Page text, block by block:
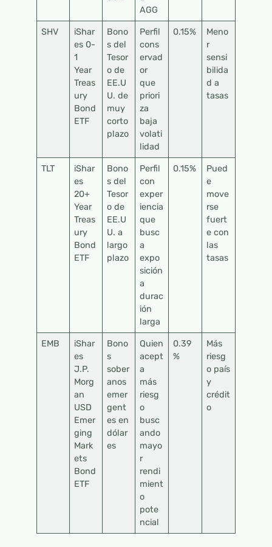
AGG
SHV
iShar
es 0-
1
Year
Treas
ury
Bond
ETF
Bono
s del
Tesor
o de
EE.U
U. de
muy
corto
plazo
Perfil
cons
ervad
or
que
priori
za
baja
volati
lidad
0.15%
Meno
r
sensi
bilida
d a
tasas
TLT
iShar
es
20+
Year
Treas
ury
Bond
ETF
Bono
s del
Tesor
o de
EE.U
U. a
largo
plazo
Perfil
con
exper
iencia
que
busc
a
expo
sición
a
durac
ión
larga
0.15%
Pued
e
move
rse
fuert
e con
las
tasas
EMB
iShar
es
J.P.
Morg
an
USD
Emer
ging
Mark
ets
Bond
ETF
Bono
s
sober
anos
emer
gent
es en
dólar
es
Quien
acept
a
más
riesg
o
busc
ando
mayo
r
rendi
mient
o
pote
ncial
0.39
%
Más
riesg
o país
y
crédit
o